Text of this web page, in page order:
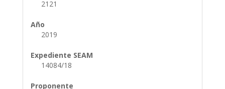
2121
Año
2019
Expediente SEAM
14084/18
Proponente